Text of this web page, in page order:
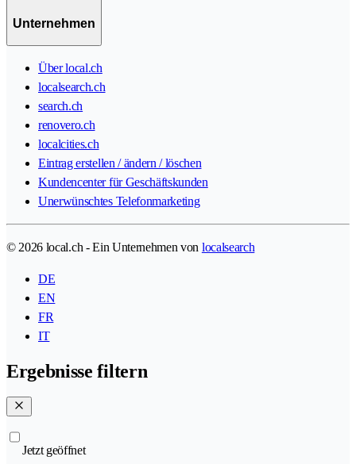
Unternehmen
Über local.ch
localsearch.ch
search.ch
renovero.ch
localcities.ch
Eintrag erstellen / ändern / löschen
Kundencenter für Geschäftskunden
Unerwünschtes Telefonmarketing
© 2026 local.ch - Ein Unternehmen von localsearch
DE
EN
FR
IT
Ergebnisse filtern
Jetzt geöffnet